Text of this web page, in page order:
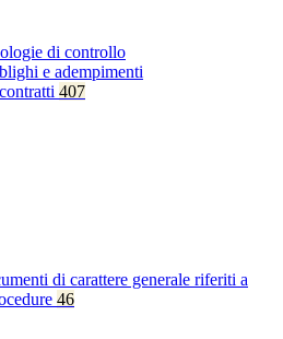
di controllo
e adempimenti
407
di carattere generale riferiti a
46